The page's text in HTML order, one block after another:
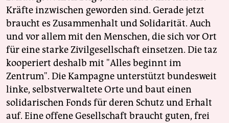
Kräfte inzwischen geworden sind. Gerade jetzt
braucht es Zusammenhalt und Solidarität. Auch
und vor allem mit den Menschen, die sich vor Ort
für eine starke Zivilgesellschaft einsetzen. Die taz
kooperiert deshalb mit "Alles beginnt im
Zentrum". Die Kampagne unterstützt bundesweit
linke, selbstverwaltete Orte und baut einen
solidarischen Fonds für deren Schutz und Erhalt
auf. Eine offene Gesellschaft braucht guten, frei